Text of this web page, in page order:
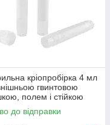
кріопробірка 4 мл
гвинтовою
полем і стійкою
(50 шт / уп)
до відправки